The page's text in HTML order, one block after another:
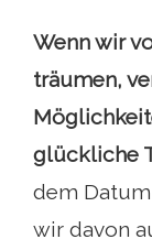
Wenn wir
träumen,
glückliche
dem
wir davon